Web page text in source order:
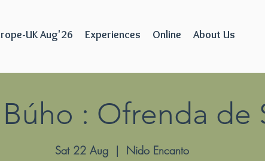
UK Aug'26 Experiences Online About Us
: Ofrenda de
Sat 22 Aug
  |
Nido Encanto